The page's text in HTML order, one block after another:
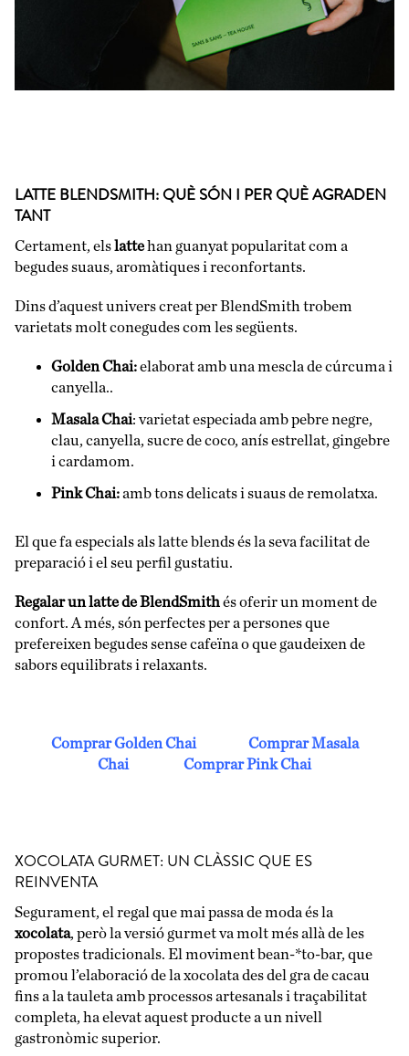
LATTE BLENDSMITH: QUÈ SÓN I PER QUÈ AGRADEN
TANT
Certament, elslattehan guanyat popularitat com a
begudes suaus, aromàtiques i reconfortants.
Dins d’aquest univers creat per BlendSmith trobem
varietats molt conegudes com les següents.
Golden Chai:elaborat amb una mescla de cúrcuma i
canyella..
Masala Chai: varietat especiada amb pebre negre,
clau, canyella, sucre de coco, anís estrellat, gingebre
i cardamom.
Pink Chai:amb tons delicats i suaus de remolatxa.
El que fa especials als latte blends és la seva facilitat de
preparació i el seu perfil gustatiu.
Regalar un latte de BlendSmithés oferir un moment de
confort. A més, són perfectes per a persones que
prefereixen begudes sense cafeïna o que gaudeixen de
sabors equilibrats i relaxants.
Comprar Golden Chai
Comprar Masala
Chai
Comprar Pink Chai
XOCOLATA GURMET: UN CLÀSSIC QUE ES
REINVENTA
Segurament, el regal que mai passa de moda és la
xocolata, però la versió gurmet va molt més allà de les
propostes tradicionals. El moviment bean-*to-bar, que
promou l’elaboració de la xocolata des del gra de cacau
fins a la tauleta amb processos artesanals i traçabilitat
completa, ha elevat aquest producte a un nivell
gastronòmic superior.